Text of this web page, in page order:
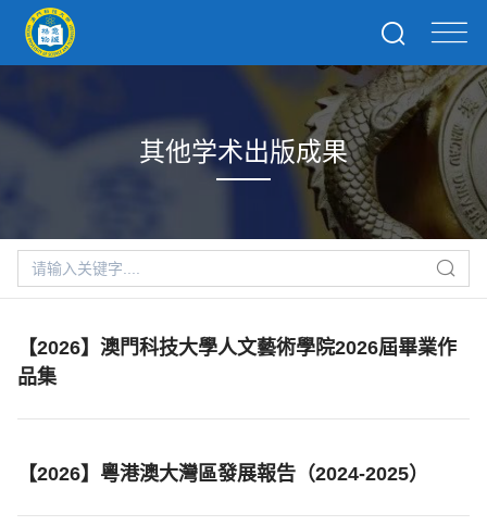
其他学术出版成果
【2026】澳門科技大學人文藝術學院2026屆畢業作
品集
【2026】粵港澳大灣區發展報告（2024-2025）